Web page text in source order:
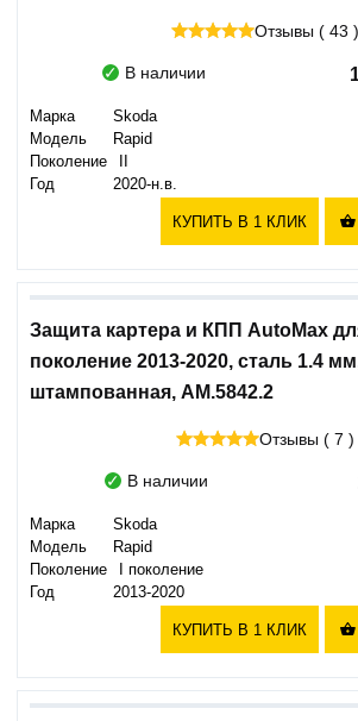
Отзывы ( 43 )
В наличии
Марка
Skoda
Модель
Rapid
Поколение
Год
2020-н.в.
КУПИТЬ В 1 КЛИК 
Защита картера и КПП AutoMax
поколение 2013-2020, сталь 1.4
штампованная, AM.5842.2
Отзывы ( 7 )
В наличии
Марка
Skoda
Модель
Rapid
Поколение
I поколение
Год
2013-2020
КУПИТЬ В 1 КЛИК 